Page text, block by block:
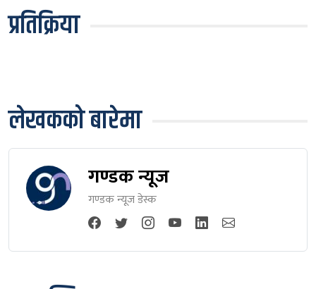
प्रतिक्रिया
लेखकको बारेमा
गण्डक न्यूज
गण्डक न्यूज डेस्क